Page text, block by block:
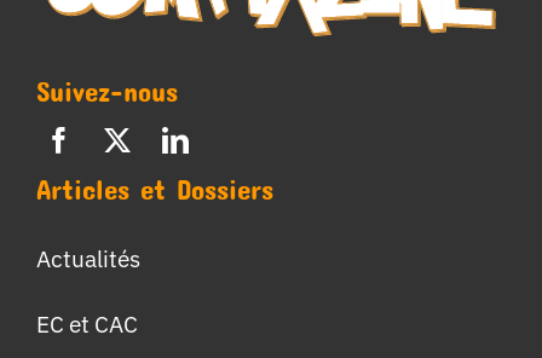
Suivez-nous
Articles et Dossiers
Actualités
EC et CAC